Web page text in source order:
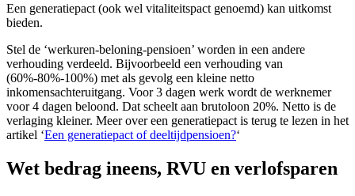
Een generatiepact (ook wel vitaliteitspact genoemd) kan uitkomst
bieden.
Stel de ‘werkuren-beloning-pensioen’ worden in een andere
verhouding verdeeld. Bijvoorbeeld een verhouding van
(60%-80%-100%) met als gevolg een kleine netto
inkomensachteruitgang. Voor 3 dagen werk wordt de werknemer
voor 4 dagen beloond. Dat scheelt aan brutoloon 20%. Netto is de
verlaging kleiner. Meer over een generatiepact is terug te lezen in het
artikel ‘Een generatiepact of deeltijdpensioen?‘
Wet bedrag ineens, RVU en verlofsparen